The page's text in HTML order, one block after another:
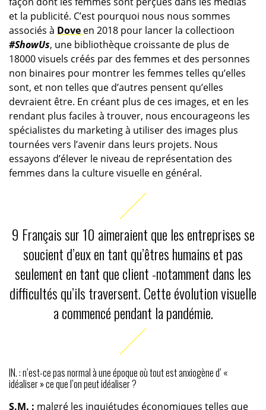
et la publicité. C’est pourquoi nous nous sommes
associés à Dove en 2018 pour lancer la collectioon
#ShowUs, une bibliothèque croissante de plus de
18000 visuels créés par des femmes et des personnes
non binaires pour montrer les femmes telles qu’elles
sont, et non telles que d’autres pensent qu’elles
devraient être. En créant plus de ces images, et en les
rendant plus faciles à trouver, nous encourageons les
spécialistes du marketing à utiliser des images plus
tournées vers l’avenir dans leurs projets. Nous
essayons d’élever le niveau de représentation des
femmes dans la culture visuelle en général.
9 Français sur 10 aimeraient que les entreprises se
soucient d’eux en tant qu’êtres humains et pas
seulement en tant que client -notamment dans les
difficultés qu’ils traversent. Cette évolution visuelle
a commencé pendant la pandémie.
IN. : n’est-ce pas normal à une époque où tout est anxiogène d’ «
idéaliser » ce que l’on peut idéaliser ?
S.M. : malgré les inquiétudes économiques telles que